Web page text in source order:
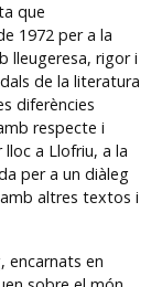
que
1972 per a la
lleugeresa, rigor i
de la literatura
diferències
respecte i
a Llofriu, a la
per a un diàleg
altres textos i
encarnats en